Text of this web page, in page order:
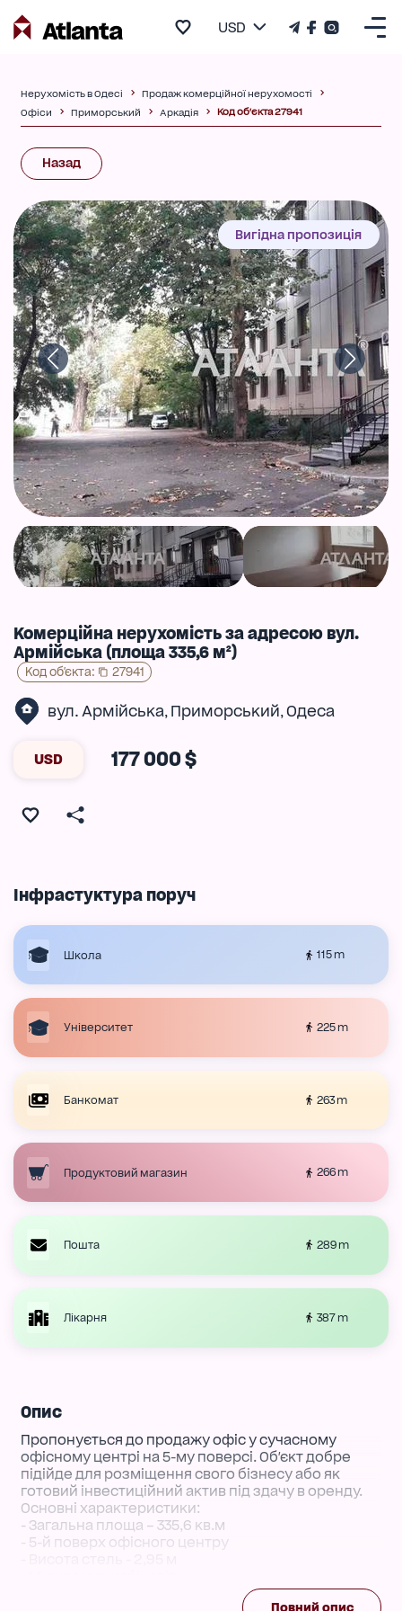
USD
Нерухомість в Одесі
Продаж комерційної нерухомості
Офіси
Приморський Аркадія Код об'єкта 27941
Назад
Вигідна пропозиція
Комерційна нерухомість за адресою вул.
Армійська (площа 335,6 м²)
Код об'єкта: 27941
вул. Армійська, Приморський, Одеса
USD 177 000 $
Інфрастуктура поруч
Школа 115 m
Університет 225 m
Банкомат 263 m
Продуктовий магазин 266 m
Пошта 289 m
Лікарня 387 m
Опис
Пропонується до продажу офіс у сучасному
офісному центрі на 5-му поверсі. Об'єкт добре
підійде для розміщення свого бізнесу або як
готовий інвестиційний актив під здачу в оренду.
Основні характеристики:
- Загальна площа – 335,6 кв.м
- 5-й поверх офісного центру
- функціональна кабінетна система
Повний опис